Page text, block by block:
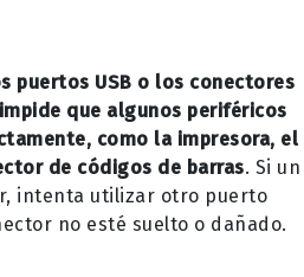
puertos USB o los conectores
que algunos periféricos
como la impresora, el
de códigos de barras. Si un
intenta utilizar otro puerto
no esté suelto o dañado.